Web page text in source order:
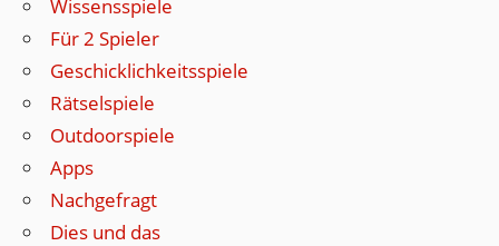
Wissensspiele
Für 2 Spieler
Geschicklichkeitsspiele
Rätselspiele
Outdoorspiele
Apps
Nachgefragt
Dies und das